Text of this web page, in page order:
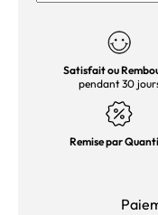
Satisfait ou
pendant 30
Remise par